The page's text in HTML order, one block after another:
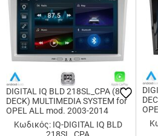
DIGITAL IQ BLD 218SL_CPA (8"
DECK) MULTIMEDIA SYSTEM for
OPEL ALL mod. 2003-2014
(SILVER)
Κωδικός: IQ-DIGITAL IQ BLD